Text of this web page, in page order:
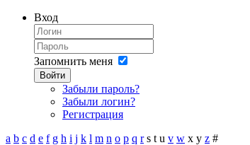
Вход
Запомнить меня
Войти
Забыли пароль?
Забыли логин?
Регистрация
a b c d e f g h i j k l m n o p q r s t u v w x y z #